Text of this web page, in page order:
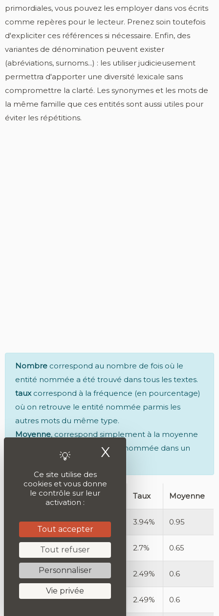
primordiales, vous pouvez les employer dans vos écrits
comme repères pour le lecteur. Prenez soin toutefois
d'expliciter ces références si nécessaire. Enfin, des
variantes de dénomination peuvent exister
(abréviations, surnoms...) : les utiliser judicieusement
permettra d'apporter une diversité lexicale sans
compromettre la clarté. Les synonymes et les mots de
la même famille que ces entités sont aussi utiles pour
éviter les répétitions.
Nombre correspond au nombre de fois où le
entité nommée a été trouvé dans tous les textes.
tauxcorrespond à la fréquence (en pourcentage)
où on retrouve le entité nommée parmis les
autres mots du même type.
Moyenne, correspond simplement à la moyenne
de fois où on trouve le entité nommée dans un
entité nommée Nombre Taux Moyenne
Sens 19 3.94% 0.95
13 2.7% 0.65
12 2.49% 0.6
Jean 12 2.49% 0.6
Ce site utilise des
cookies et vous donne
le contrôle sur leur
activation :
Tout accepter
Tout refuser
Personnaliser
Vie privée
X Masquer le